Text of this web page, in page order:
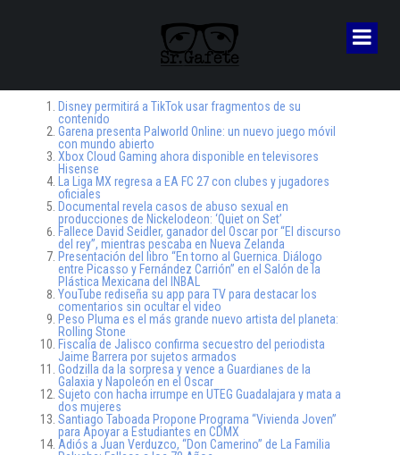
Disney permitirá a TikTok usar fragmentos de su
contenido
Garena presenta Palworld Online: un nuevo juego móvil
con mundo abierto
Xbox Cloud Gaming ahora disponible en televisores
Hisense
La Liga MX regresa a EA FC 27 con clubes y jugadores
oficiales
Documental revela casos de abuso sexual en
producciones de Nickelodeon: ‘Quiet on Set’
Fallece David Seidler, ganador del Oscar por “El discurso
del rey”, mientras pescaba en Nueva Zelanda
Presentación del libro “En torno al Guernica. Diálogo
entre Picasso y Fernández Carrión” en el Salón de la
Plástica Mexicana del INBAL
YouTube rediseña su app para TV para destacar los
comentarios sin ocultar el video
Peso Pluma es el más grande nuevo artista del planeta:
Rolling Stone
Fiscalía de Jalisco confirma secuestro del periodista
Jaime Barrera por sujetos armados
Godzilla da la sorpresa y vence a Guardianes de la
Galaxia y Napoleón en el Oscar
Sujeto con hacha irrumpe en UTEG Guadalajara y mata a
dos mujeres
Santiago Taboada Propone Programa “Vivienda Joven”
para Apoyar a Estudiantes en CDMX
Adiós a Juan Verduzco, “Don Camerino” de La Familia